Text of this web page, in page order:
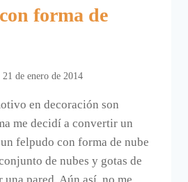
forma de
21 de enero de 2014
en decoración son
me decidí a convertir un
felpudo con forma de nube
de nubes y gotas de
pared. Aún así, no me